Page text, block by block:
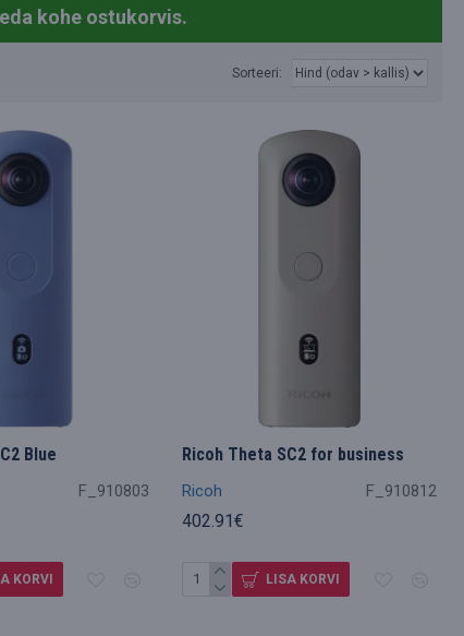
kohe ostukorvis.
Sorteeri:
F_910803
Blue
KORVI
Ricoh F_910812
Ricoh Theta SC2 for business
402.91€
LISA KORVI